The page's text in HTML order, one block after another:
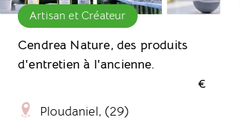
Artisan et Créateur
Cendrea Nature, des produits
d'entretien à l'ancienne.
€
Ploudaniel, (29)